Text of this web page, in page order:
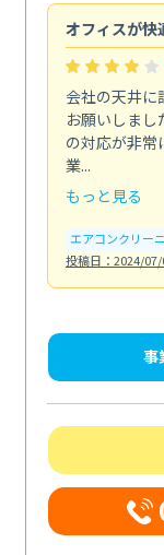
オフィスが快
会社の天井に
お願いしま
の対応が非常
業...
もっと見る
エアコンクリー
投稿日：2024/
事